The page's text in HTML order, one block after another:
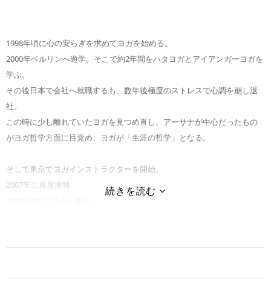
1998年頃に心の安らぎを求めてヨガを始める。
2000年ベルリンへ遊学。そこで約2年間をハタヨガとアイアンガーヨガを
学ぶ。
その後日本で会社へ就職するも、数年後極度のストレスで心調を崩し退
社。
この時に少し離れていたヨガを見つめ直し、アーサナが中心だったもの
がヨガ哲学方面に目覚め、ヨガが「生涯の哲学」となる。
そして東京でヨガインストラクターを開始。
2007年に再度渡独。
を抜いたりせずに頑なにならない様なアプローチで、 自分の流れを感